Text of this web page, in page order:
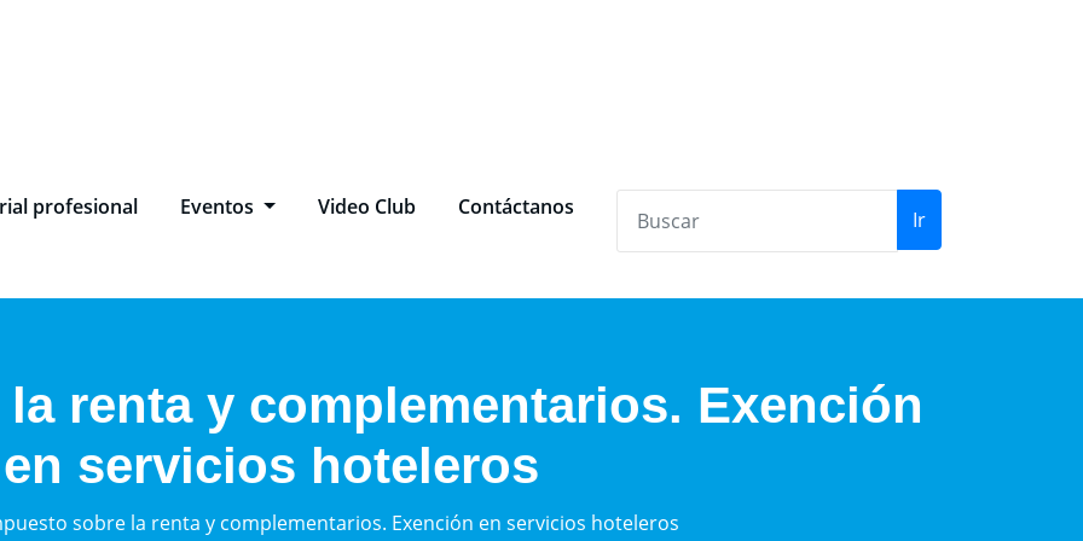
profesional Eventos Video Club Contáctanos Ir
renta y complementarios. Exención
en servicios hoteleros
sobre la renta y complementarios. Exención en servicios hoteleros